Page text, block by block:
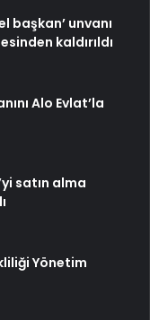
başkan’ unvanı
kaldırıldı
Alo Evlat’la
satın alma
Yönetim